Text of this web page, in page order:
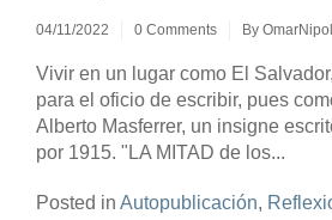
04/11/2022 0 Comments By
Vivir en un lugar como El
para el oficio de escribir, pues
Alberto Masferrer, un insigne
por 1915. "LA MITAD de los...
Posted in Autopublicación,